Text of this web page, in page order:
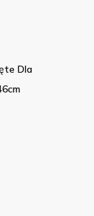
Dla